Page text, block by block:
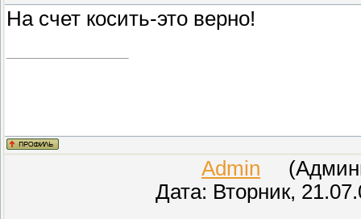
На счет косить-это верно!
Admin
Дата: Вторник,